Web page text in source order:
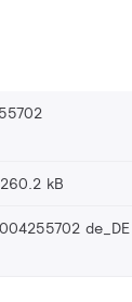
kB
de_DE